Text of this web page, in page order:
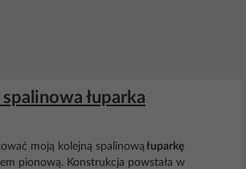
łuparka
moją kolejną spalinową łuparkę
pionową. Konstrukcja powstała w